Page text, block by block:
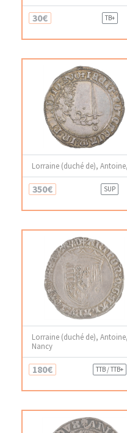
30€ TB+
Lorraine (duché de),
350€ SUP
Lorraine (duché de),
Nancy
180€ TTB / TTB+